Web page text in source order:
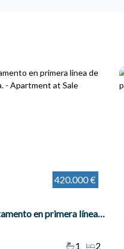
420.000 €
Magnifico apartamento en primera línea de playa en Fuengirola.
2
1